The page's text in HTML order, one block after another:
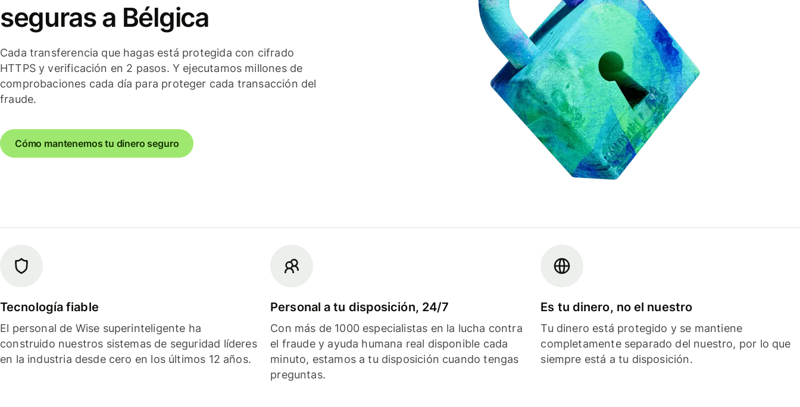
seguras a Bélgica
Cada transferencia que hagas está protegida con cifrado
HTTPS y verificación en 2 pasos. Y ejecutamos millones de
comprobaciones cada día para proteger cada transacción del
fraude.
Cómo mantenemos tu dinero seguro
Tecnología fiable
El personal de Wise superinteligente ha
construido nuestros sistemas de seguridad líderes
en la industria desde cero en los últimos 12 años.
Personal a tu disposición, 24/7
Con más de 1000 especialistas en la lucha contra
el fraude y ayuda humana real disponible cada
minuto, estamos a tu disposición cuando tengas
preguntas.
Es tu dinero, no el nuestro
Tu dinero está protegido y se mantiene
completamente separado del nuestro, por lo que
siempre está a tu disposición.